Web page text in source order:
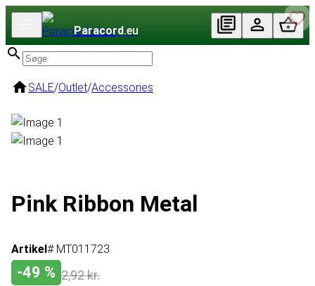
Paracord.eu
SALE/Outlet/Accessories
Pink Ribbon Metal
Artikel# MT011723
-49 % 2,92 kr.